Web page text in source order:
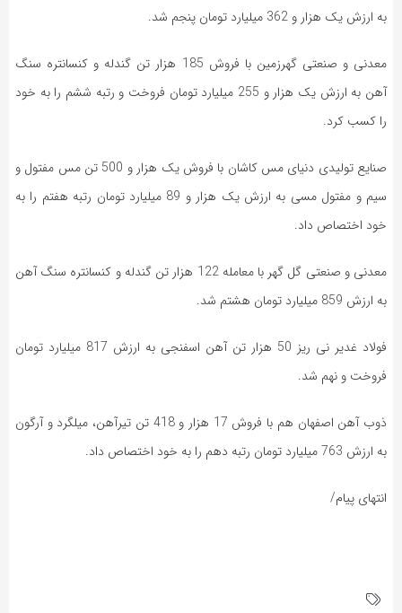
به ارزش یک هزار و 362 میلیارد تومان پنجم شد.
معدنی و صنعتی گهرزمین با فروش 185 هزار تن گندله و کنسانتره سنگ
آهن به ارزش یک هزار و 255 میلیارد تومان فروخت و رتبه ششم را به خود
را کسب کرد.
صنایع تولیدی دنیای مس کاشان با فروش یک هزار و 500 تن مس مفتول و
سیم و مفتول مسی به ارزش یک هزار و 89 میلیارد تومان رتبه هفتم را به
خود اختصاص داد.
معدنی و صنعتی گل گهر با معامله 122 هزار تن گندله و کنسانتره سنگ آهن
به ارزش 859 میلیارد تومان هشتم شد.
فولاد غدیر نی ریز 50 هزار تن آهن اسفنجی به ارزش 817 میلیارد تومان
فروخت و نهم شد.
ذوب آهن اصفهان هم با فروش 17 هزار و 418 تن تیرآهن، میلگرد و آرگون
به ارزش 763 میلیارد تومان رتبه دهم را به خود اختصاص داد.
انتهای پیام/